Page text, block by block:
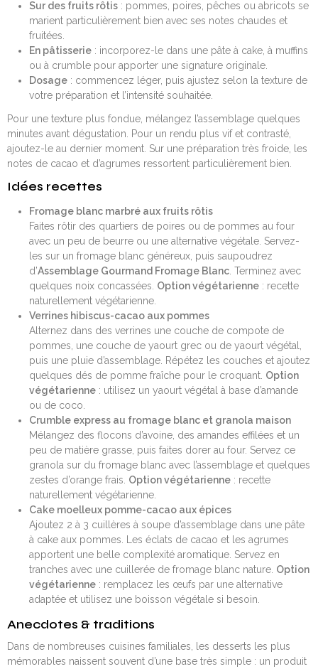
Sur des fruits rôtis: pommes, poires, pêches ou abricots se
marient particulièrement bien avec ses notes chaudes et
fruitées.
En pâtisserie: incorporez-le dans une pâte à cake, à muffins
ou à crumble pour apporter une signature originale.
Dosage: commencez léger, puis ajustez selon la texture de
votre préparation et l’intensité souhaitée.
Pour une texture plus fondue, mélangez l’assemblage quelques
minutes avant dégustation. Pour un rendu plus vif et contrasté,
ajoutez-le au dernier moment. Sur une préparation très froide, les
notes de cacao et d’agrumes ressortent particulièrement bien.
Idées recettes
Fromage blanc marbré aux fruits rôtis
Faites rôtir des quartiers de poires ou de pommes au four
avec un peu de beurre ou une alternative végétale. Servez-
les sur un fromage blanc généreux, puis saupoudrez
d’Assemblage Gourmand Fromage Blanc. Terminez avec
quelques noix concassées. Option végétarienne: recette
naturellement végétarienne.
Verrines hibiscus-cacao aux pommes
Alternez dans des verrines une couche de compote de
pommes, une couche de yaourt grec ou de yaourt végétal,
puis une pluie d’assemblage. Répétez les couches et ajoutez
quelques dés de pomme fraîche pour le croquant. Option
végétarienne: utilisez un yaourt végétal à base d’amande
ou de coco.
Crumble express au fromage blanc et granola maison
Mélangez des flocons d’avoine, des amandes effilées et un
peu de matière grasse, puis faites dorer au four. Servez ce
granola sur du fromage blanc avec l’assemblage et quelques
zestes d’orange frais. Option végétarienne: recette
naturellement végétarienne.
Cake moelleux pomme-cacao aux épices
Ajoutez 2 à 3 cuillères à soupe d’assemblage dans une pâte
à cake aux pommes. Les éclats de cacao et les agrumes
apportent une belle complexité aromatique. Servez en
tranches avec une cuillerée de fromage blanc nature. Option
végétarienne: remplacez les œufs par une alternative
adaptée et utilisez une boisson végétale si besoin.
Anecdotes & traditions
Dans de nombreuses cuisines familiales, les desserts les plus
mémorables naissent souvent d’une base très simple : un produit